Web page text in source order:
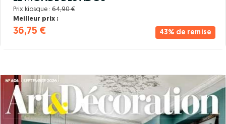
43% de remise
Prix kiosque : 64,90 €
Meilleur prix :
36,75 €